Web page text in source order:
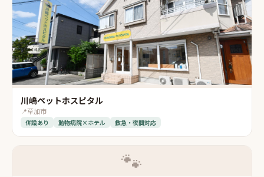
川嶋ペットホスピタル
📍草加市
併設あり 動物病院×ホテル 救急・夜間対応
🐾